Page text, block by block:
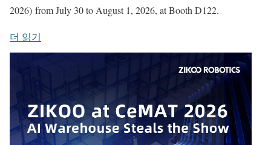
2026) from July 30 to August 1, 2026, at Booth D122.
더 읽기